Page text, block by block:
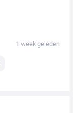
1 week geleden